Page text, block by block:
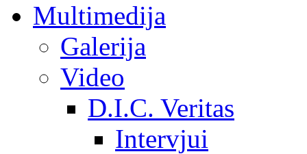
Multimedija
Galerija
Video
D.I.C. Veritas
Intervjui